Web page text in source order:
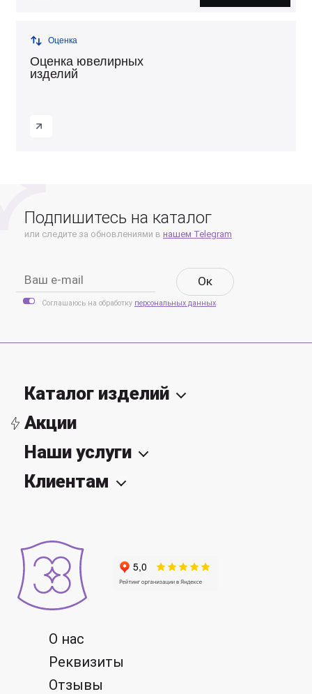
Оценка
Оценка ювелирных
изделий
Подпишитесь на каталог
или следите за обновлениями в нашем Telegram
Oк
Соглашаюсь на обработку персональных данных
О нас
Реквизиты
Отзывы
Каталог изделий
Акции
Наши услуги
Клиентам